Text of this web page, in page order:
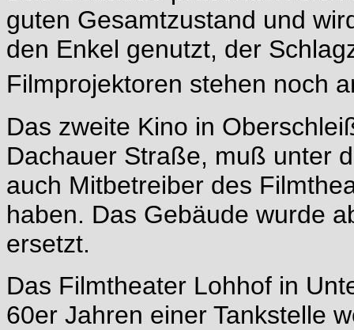
guten Gesamtzustand und
den Enkel genutzt, der
Filmprojektoren stehen noch
Das zweite Kino in
Dachauer Straße, muß unter
auch Mitbetreiber des
haben. Das Gebäude wurde
ersetzt.
Das Filmtheater Lohhof in
60er Jahren einer Tankstelle